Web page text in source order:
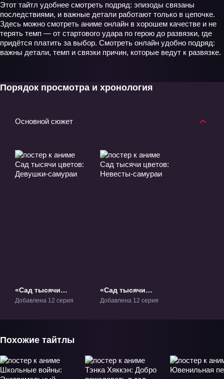
Этот тайтл удобнее смотреть подряд: эпизоды связаны
последствиями, и важные детали работают только в цепочке.
Здесь можно смотреть аниме онлайн в хорошем качестве и не
терять темп — от стартового удара по герою до развязки, где
придётся платить за выбор. Смотреть онлайн удобно подряд:
важны детали, темп и связки причин, которые ведут к развязке.
Порядок просмотра и хронология
Основной сюжет
«Сад тысячи
цветов: Девушки-
Добавлена 12 серия
«Сад тысячи
цветов: Невесты-
Добавлена 12 серия
Похожие тайтлы